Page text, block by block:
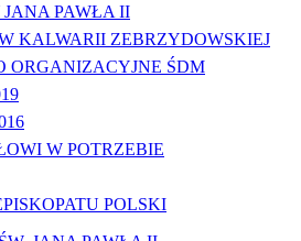
PAWŁA II
KALWARII ZEBRZYDOWSKIEJ
ORGANIZACYJNE ŚDM
W POTRZEBIE
POLSKI